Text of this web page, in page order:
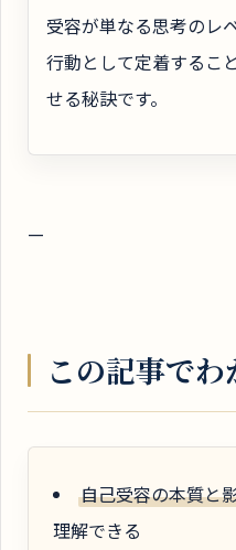
受容が単なる思考のレ
行動として定着するこ
せる秘訣です。
—
この記事でわ
自己受容の本質と
理解できる